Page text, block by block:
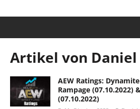
Artikel von Daniel
AEW Ratings:
Rampage (07.10.2022)
(07.10.2022)